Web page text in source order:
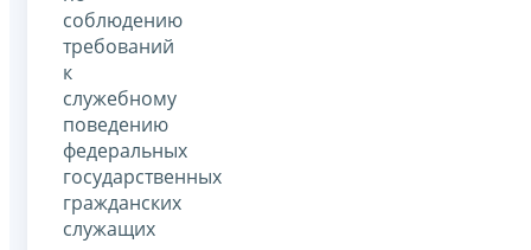
соблюдению
требований
к
служебному
поведению
федеральных
государственных
гражданских
служащих